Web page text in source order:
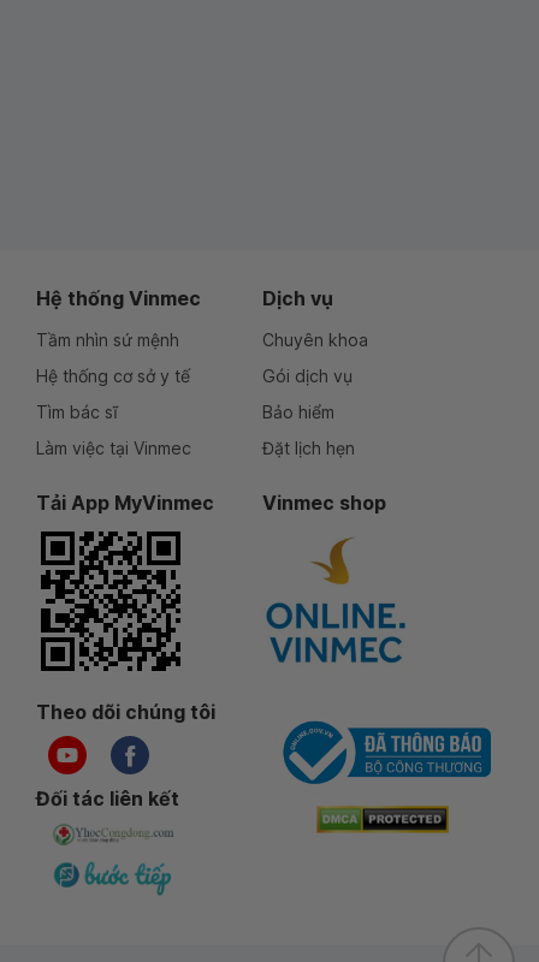
Hệ thống Vinmec
Tầm nhìn sứ mệnh
Hệ thống cơ sở y tế
Tìm bác sĩ
Làm việc tại Vinmec
Dịch vụ
Chuyên khoa
Gói dịch vụ
Bảo hiểm
Đặt lịch hẹn
Tải App MyVinmec Vinmec shop
Theo dõi chúng tôi
Đối tác liên kết